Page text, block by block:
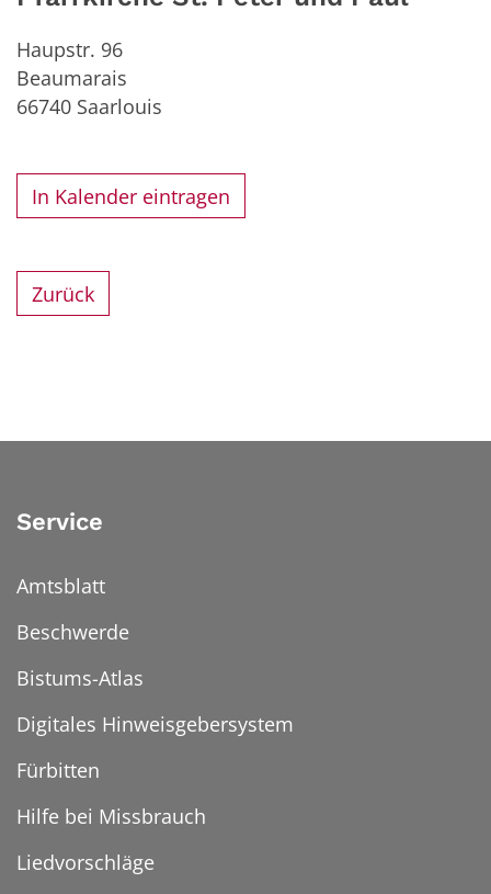
Haupstr. 96
Beaumarais
66740 Saarlouis
In Kalender eintragen
Zurück
Service
Amtsblatt
Beschwerde
Bistums-Atlas
Digitales Hinweisgebersystem
Fürbitten
Hilfe bei Missbrauch
Liedvorschläge